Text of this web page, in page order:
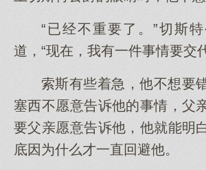
“已经不重要了。”切斯
道，“现在，我有一件事情要交
索斯有些着急，他不想要
塞西不愿意告诉他的事情，父
要父亲愿意告诉他，他就能明
底因为什么才一直回避他。